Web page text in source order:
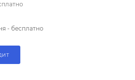
- бесплатно